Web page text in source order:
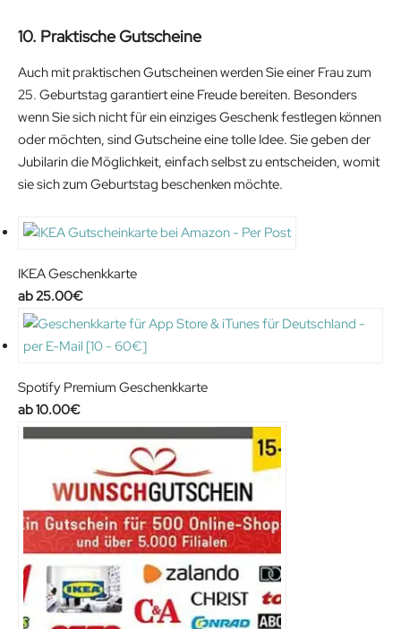
10. Praktische Gutscheine
Auch mit praktischen Gutscheinen werden Sie einer Frau zum
25. Geburtstag garantiert eine Freude bereiten. Besonders
wenn Sie sich nicht für ein einziges Geschenk festlegen können
oder möchten, sind Gutscheine eine tolle Idee. Sie geben der
Jubilarin die Möglichkeit, einfach selbst zu entscheiden, womit
sie sich zum Geburtstag beschenken möchte.
IKEA Geschenkkarte
25.00€
Spotify Premium Geschenkkarte
10.00€